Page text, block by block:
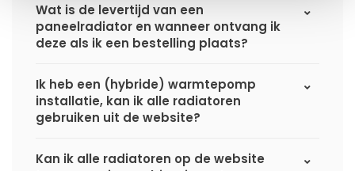
Wat is de levertijd van een
paneelradiator en wanneer ontvang ik
deze als ik een bestelling plaats?
Ik heb een (hybride) warmtepomp
installatie, kan ik alle radiatoren
gebruiken uit de website?
Kan ik alle radiatoren op de website